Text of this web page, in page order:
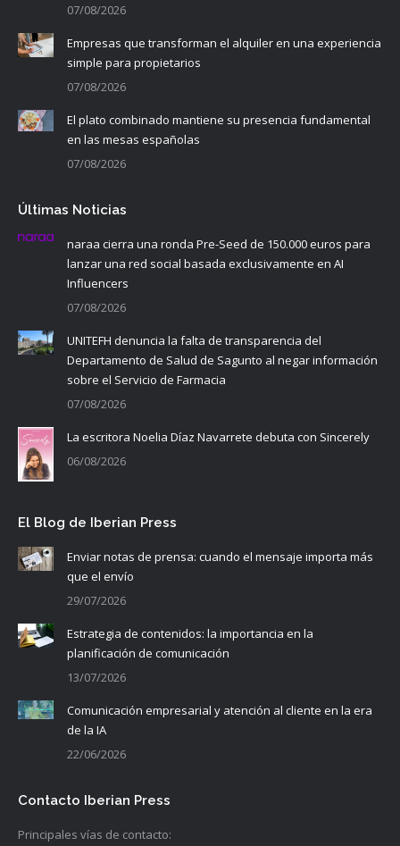
07/08/2026
Empresas que transforman el alquiler en una experiencia
simple para propietarios
07/08/2026
El plato combinado mantiene su presencia fundamental
en las mesas españolas
07/08/2026
Últimas Noticias
naraa cierra una ronda Pre-Seed de 150.000 euros para
lanzar una red social basada exclusivamente en AI
Influencers
07/08/2026
UNITEFH denuncia la falta de transparencia del
Departamento de Salud de Sagunto al negar información
sobre el Servicio de Farmacia
07/08/2026
La escritora Noelia Díaz Navarrete debuta con Sincerely
06/08/2026
El Blog de Iberian Press
Enviar notas de prensa: cuando el mensaje importa más
que el envío
29/07/2026
Estrategia de contenidos: la importancia en la
planificación de comunicación
13/07/2026
Comunicación empresarial y atención al cliente en la era
de la IA
22/06/2026
Contacto Iberian Press
Principales vías de contacto: